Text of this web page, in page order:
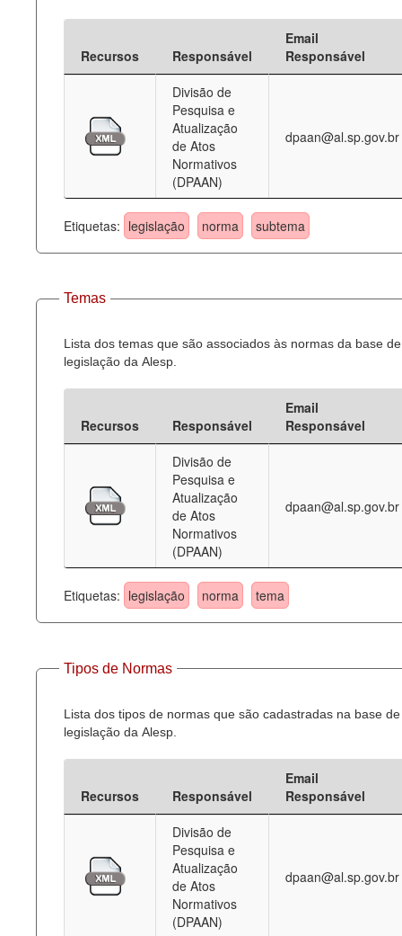
Recursos Responsável
Email
Responsável
Divisão de
Pesquisa e
Atualização
de Atos
Normativos
(DPAAN)
dpaan@al.sp.gov.br
Etiquetas: legislação norma subtema
Temas
Lista dos temas que são associados às normas da base de
legislação da Alesp.
Recursos Responsável
Email
Responsável
Divisão de
Pesquisa e
Atualização
de Atos
Normativos
(DPAAN)
dpaan@al.sp.gov.br
Etiquetas: legislação norma tema
Tipos de Normas
Lista dos tipos de normas que são cadastradas na base de
legislação da Alesp.
Recursos Responsável
Email
Responsável
Divisão de
Pesquisa e
Atualização
de Atos
Normativos
(DPAAN)
dpaan@al.sp.gov.br